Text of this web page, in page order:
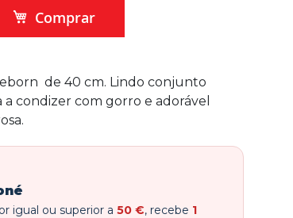
Comprar
de 40 cm. Lindo conjunto
condizer com gorro e adorável
igual ou superior a 50 €, recebe 1